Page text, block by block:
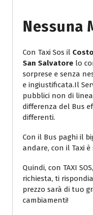
Nessuna
Con Taxi Sos il
San Salvatore lo
sorprese e senza
e ingiustificata.Il
pubblici non di
differenza del Bus
differenti.
Con il Bus paghi il
andare, con il Taxi
Quindi, con TAXI
richiesta, ti
prezzo sarà di tuo
cambiamenti!